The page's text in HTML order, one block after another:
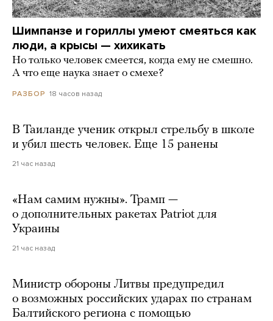
Шимпанзе и гориллы умеют смеяться как
люди, а крысы — хихикать
Но только человек смеется, когда ему не смешно.
А что еще наука знает о смехе?
РАЗБОР 18 часов назад
В Таиланде ученик открыл стрельбу в школе
и убил шесть человек. Еще 15 ранены
21 час назад
«Нам самим нужны». Трамп —
о дополнительных ракетах Patriot для
Украины
21 час назад
Министр обороны Литвы предупредил
о возможных российских ударах по странам
Балтийского региона с помощью